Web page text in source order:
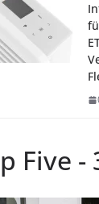
Five -